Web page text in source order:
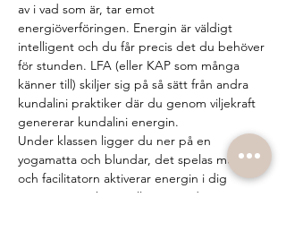
av i vad som är, tar emot
energiöverföringen. Energin är väldigt
intelligent och du får precis det du behöver
för stunden. LFA (eller KAP som många
känner till) skiljer sig på så sätt från andra
kundalini praktiker där du genom viljekraft
genererar kundalini energin.
Under klassen ligger du ner på en
yogamatta och blundar, det spelas musik
och facilitatorn aktiverar energin i dig
genom att peka på eller röra vid vissa